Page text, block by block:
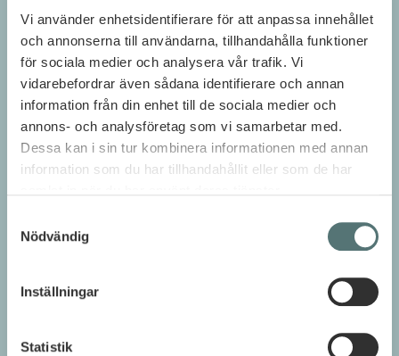
Vi använder enhetsidentifierare för att anpassa innehållet
och annonserna till användarna, tillhandahålla funktioner
för sociala medier och analysera vår trafik. Vi
vidarebefordrar även sådana identifierare och annan
information från din enhet till de sociala medier och
annons- och analysföretag som vi samarbetar med.
Dessa kan i sin tur kombinera informationen med annan
information som du har tillhandahållit eller som de har
Nödvändig
Inställningar
Statistik
gör det lätt för alla att ta sig till. Ni får
närhet till buss, tunnelbana (Rådmansgatan)
och Centralstationen (7 min gång).
Lokal med modern elegans
Imponeras av miljön
Oavsett om ni ska ha interna möten eller
och i salen finns en TV där ni kan visa
presentationer. Det finns även flera rullbara